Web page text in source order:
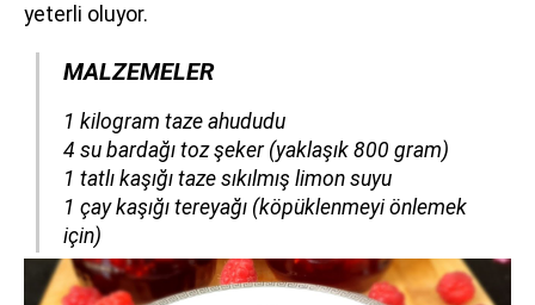
yeterli oluyor.
MALZEMELER
​​​​​​​1 kilogram taze ahududu
4 su bardağı toz şeker (yaklaşık 800 gram)
1 tatlı kaşığı taze sıkılmış limon suyu
1 çay kaşığı tereyağı (köpüklenmeyi önlemek
için)